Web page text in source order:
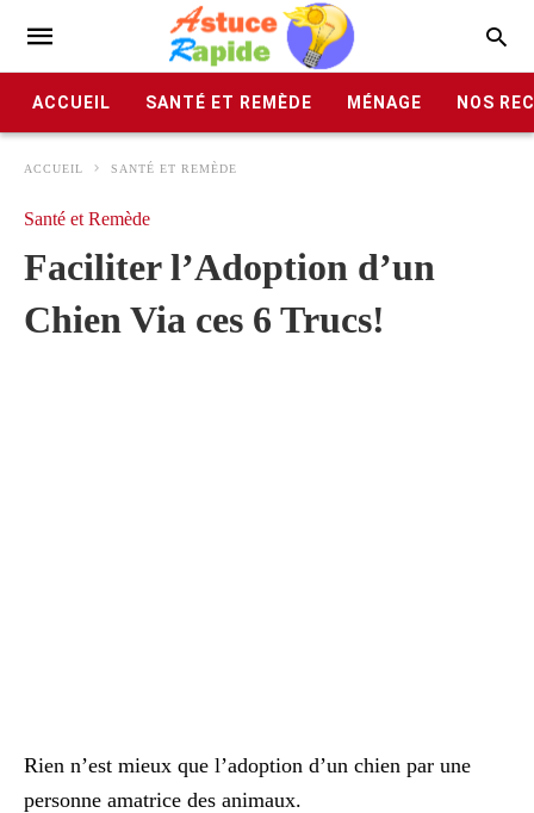
ACCUEIL SANTÉ ET REMÈDE MÉNAGE NOS
ACCUEIL SANTÉ ET REMÈDE
Santé et Remède
Faciliter l’Adoption d’un
Chien Via ces 6 Trucs!
Rien n’est mieux que l’adoption d’un chien par une
personne amatrice des animaux.